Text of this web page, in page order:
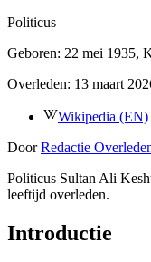
Politicus
Geboren: 22 mei 1935,
Overleden: 13 maart
Wikipedia (EN)
Door Redactie
Politicus Sultan Ali
leeftijd overleden.
Introductie